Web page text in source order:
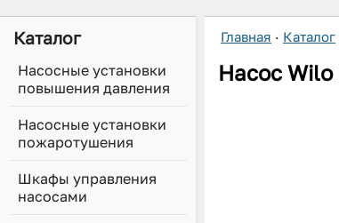
Каталог
Насосные установки
повышения давления
Насосные установки
пожаротушения
Шкафы управления
насосами
Главная · Каталог
НасосWilo